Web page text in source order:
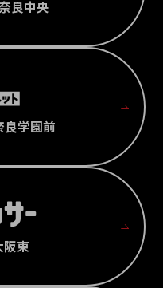
良中央
学園前
阪東